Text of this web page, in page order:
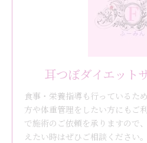
耳つぼダイエット
食事・栄養指導も行っているた
方や体重管理をしたい方にもご
で施術のご依頼を承りますので
えたい時はぜひご相談ください。